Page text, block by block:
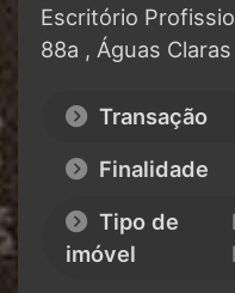
Escritório
88a , Águas Claras
Transação
Finalidade
Tipo de
imóvel